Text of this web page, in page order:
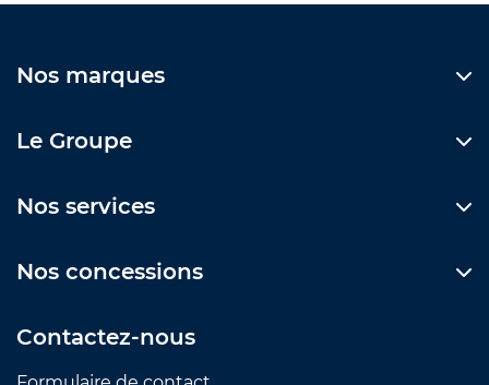
Nos marques
Le Groupe
Nos services
Nos concessions
Contactez-nous